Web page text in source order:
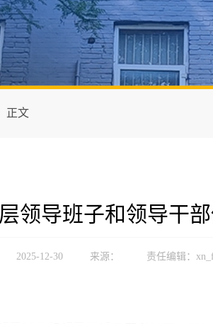
正文
领导班子和领导干
2025-12-30 来源： 责任编辑：